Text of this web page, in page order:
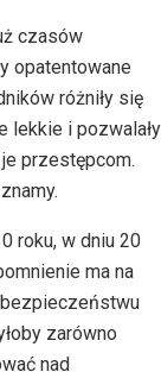
czasów
opatentowane
różniły się
lekkie i pozwalały
przestępcom.
roku, w dniu 20
ma na
zarówno
nad